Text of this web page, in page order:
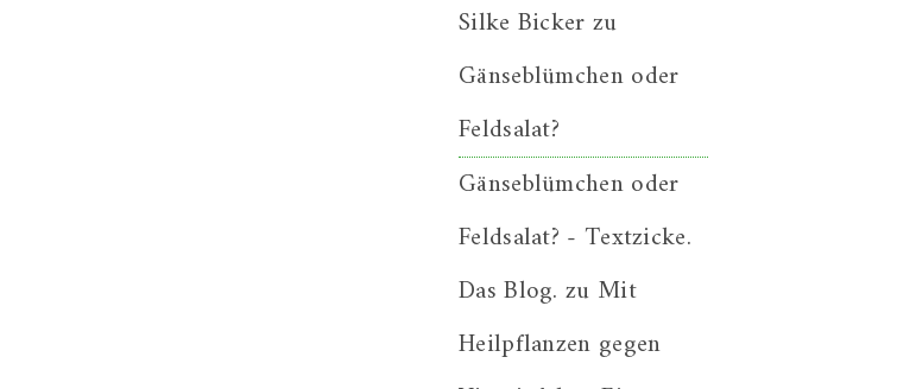
Silke Bickerzu
Gänseblümchen oder
Feldsalat?
Gänseblümchen oder
Feldsalat? - Textzicke.
Das Blog. zu Mit
Heilpflanzen gegen